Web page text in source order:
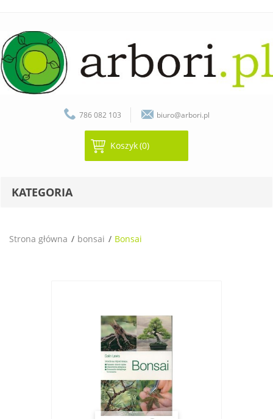
786 082 103 biuro@arbori.pl
Koszyk(0)
KATEGORIA
Strona główna bonsai Bonsai